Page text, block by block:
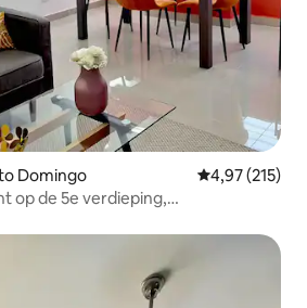
Domingo Gemiddelde
4,97 (215)
op de 5e verdieping,